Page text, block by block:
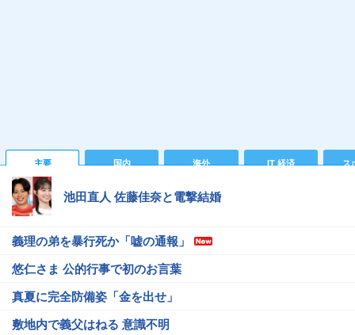
主要 国内 海外 IT 経済 ス
池田直人 佐藤佳奈と電撃結婚
義理の弟を暴行死か「嘘の通報」
悠仁さま 公的行事で初のお言葉
真夏に完全防備姿「金を出せ」
敷地内で義父はねる 意識不明